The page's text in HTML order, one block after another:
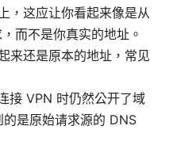
，这应让你看起来像是从
而不是你真实的地址。
来还是原本的地址，常见
接 VPN 时仍然公开了域
是原始请求源的 DNS